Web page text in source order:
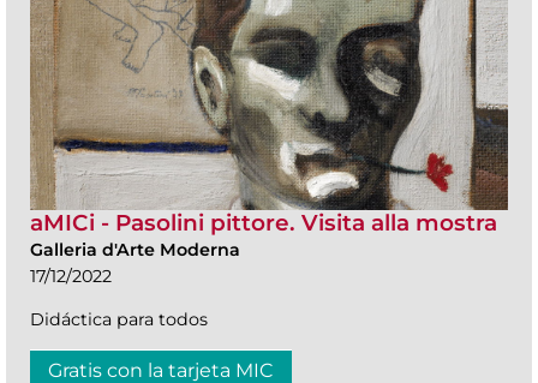
aMICi - Pasolini pittore. Visita alla mostra
Galleria d'Arte Moderna
17/12/2022
Didáctica para todos
Gratis con la tarjeta MIC